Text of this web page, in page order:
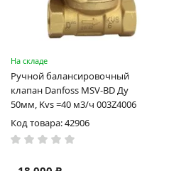
На складе
Ручной балансировочный
клапан Danfoss MSV-BD Ду
50мм, Kvs =40 м3/ч 003Z4006
Код товара: 42906